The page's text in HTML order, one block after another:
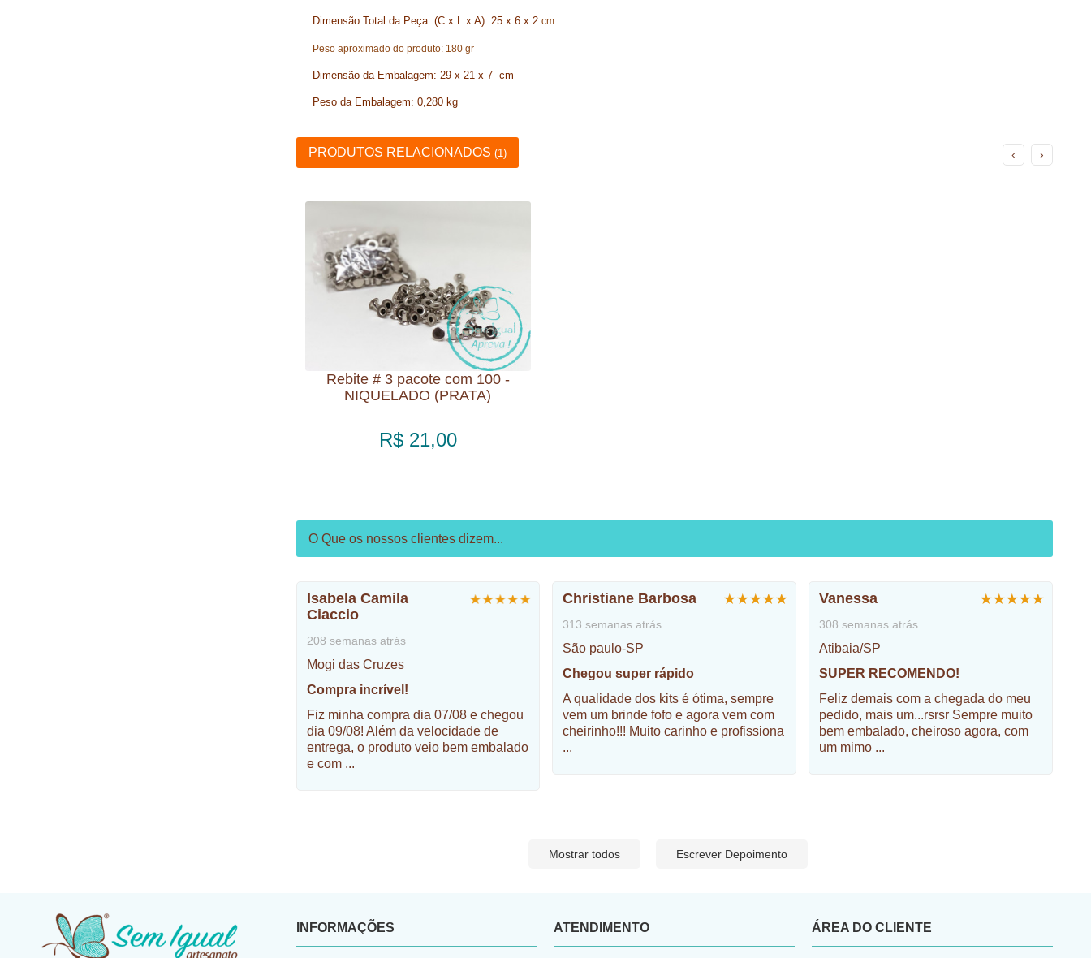
Dimensão Total da Peça: (C x L x A): 25 x 6 x 2 cm
Peso aproximado do produto: 180 gr
Dimensão da Embalagem: 29 x 21 x 7 cm
Peso da Embalagem: 0,280 kg
PRODUTOS RELACIONADOS (1) ‹ ›
Rebite # 3 pacote com 100 -
NIQUELADO (PRATA)
R$ 21,00
O Que os nossos clientes dizem...
Isabela Camila
Ciaccio
208 semanas atrás
Mogi das Cruzes
Compra incrível!
Fiz minha compra dia 07/08 e chegou
dia 09/08! Além da velocidade de
entrega, o produto veio bem embalado
e com ...
Christiane Barbosa
313 semanas atrás
São paulo-SP
Chegou super rápido
A qualidade dos kits é ótima, sempre
vem um brinde fofo e agora vem com
cheirinho!!! Muito carinho e profissiona
...
Vanessa
308 semanas atrás
Atibaia/SP
SUPER RECOMENDO!
Feliz demais com a chegada do meu
pedido, mais um...rsrsr Sempre muito
bem embalado, cheiroso agora, com
um mimo ...
Mostrar todos Escrever Depoimento
INFORMAÇÕES ATENDIMENTO ÁREA DO CLIENTE